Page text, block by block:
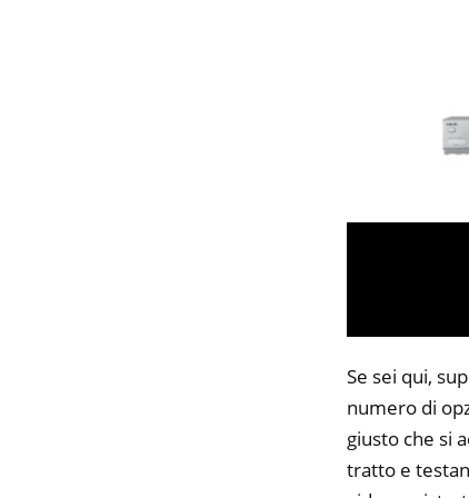
Se sei qui,
numero di
giusto che si
tratto e